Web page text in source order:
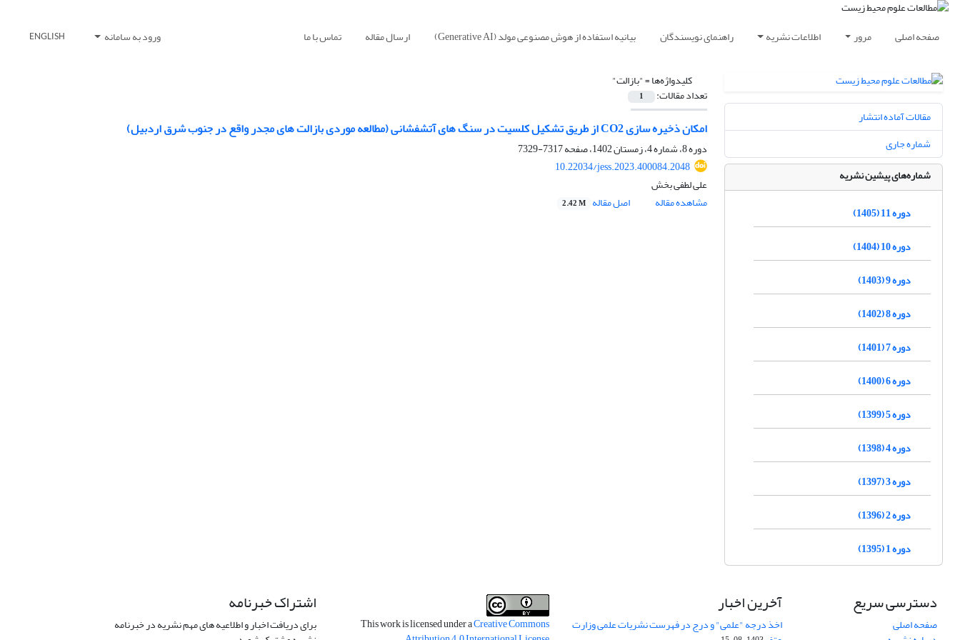
صفحه اصلی مرور اطلاعات نشریه راهنمای نویسندگان بیانیه استفاده از هوش مصنوعی مولد (Generative AI) ارسال مقاله تماس با ما ورود به سامانه ENGLISH
کلیدواژه‌ها ="بازالت"
تعداد مقالات: 1
امکان ذخیره سازی CO2 از طریق تشکیل کلسیت در سنگ های آتشفشانی (مطالعه موردی بازالت های مجدر واقع در جنوب شرق اردبیل)
دوره 8، شماره 4، زمستان 1402، صفحه
7317-7329
10.22034/jess.2023.400084.2048
علی لطفی بخش
مشاهده مقاله
اصل مقاله 2.42 M
مقالات آماده انتشار
شماره جاری
شماره‌های پیشین نشریه
دوره 11 (1405)
دوره 10 (1404)
دوره 9 (1403)
دوره 8 (1402)
دوره 7 (1401)
دوره 6 (1400)
دوره 5 (1399)
دوره 4 (1398)
دوره 3 (1397)
دوره 2 (1396)
دوره 1 (1395)
دسترسی سریع
صفحه اصلی
آخرین اخبار
اخذ درجه "علمی" و درج در فهرست نشریات علمی وزارت This work is licensed under aCreative Commons
اشتراک خبرنامه
برای دریافت اخبار و اطلاعیه های مهم نشریه در خبرنامه